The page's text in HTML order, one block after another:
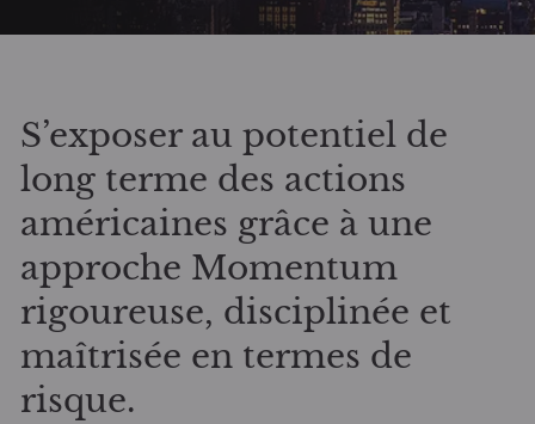
S’exposer au potentiel de
long terme des actions
américaines grâce à une
approche Momentum
rigoureuse, disciplinée et
maîtrisée en termes de
risque.